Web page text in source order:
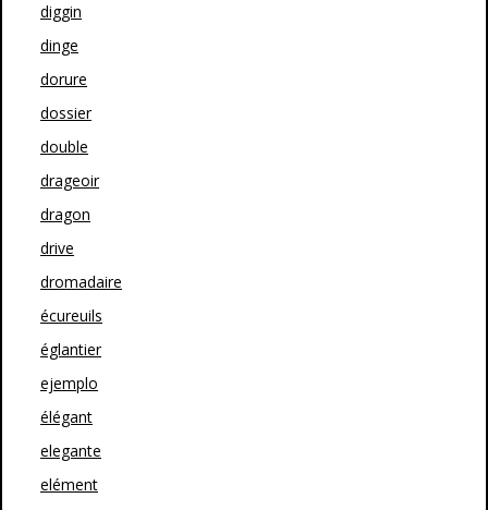
diggin
dinge
dorure
dossier
double
drageoir
dragon
drive
dromadaire
écureuils
églantier
ejemplo
élégant
elegante
elément